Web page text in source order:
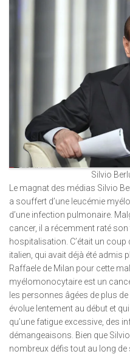
Silvio
Le magnat des médias Silvio
a souffert d’une leucémie
d’une infection pulmonaire.
cancer, il a récemment raté
hospitalisation. C’était un
italien, qui avait déjà été admis
Raffaele de Milan pour cette
myélomonocytaire est un
les personnes âgées de plus
évolue lentement au début et
qu’une fatigue excessive, des
démangeaisons. Bien que
nombreux défis tout au long de